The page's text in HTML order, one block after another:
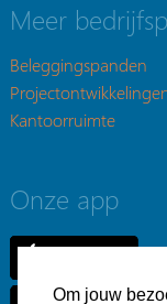
Om jouw
Meer
Beleggingspanden
Kantoorruimte
Onze app